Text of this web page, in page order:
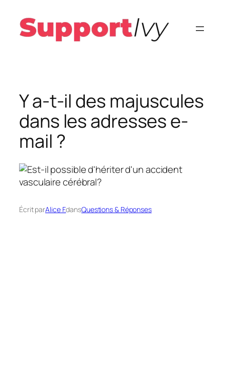
contenu
Y a-t-il des majuscules
dans les adresses e-
mail ?
Écrit parAlice F.dansQuestions & Réponses